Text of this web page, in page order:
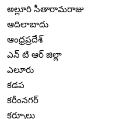
అల్లూరి సీతారామరాజు
ఆదిలాబాదు
ఆంధ్రప్రదేశ్
ఎన్ టి ఆర్ జిల్లా
ఎలూరు
కడప
కరీంనగర్
కర్నూలు